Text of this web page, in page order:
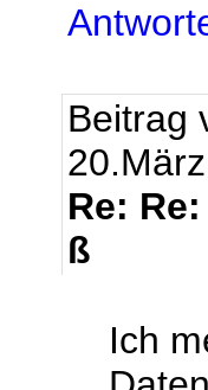
Beitrag
Re:
ß
Ich